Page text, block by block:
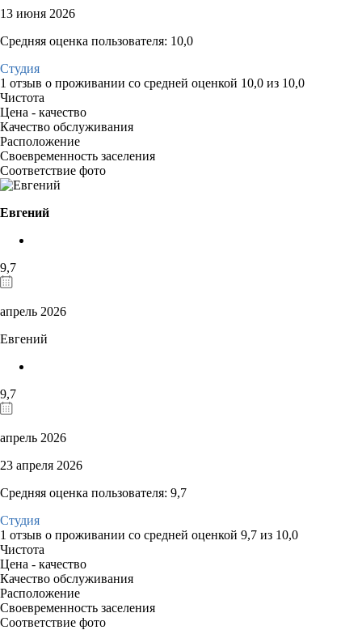
13 июня 2026
Средняя оценка пользователя: 10,0
Студия
1 отзыв о проживании со средней оценкой 10,0 из 10,0
Чистота
Цена - качество
Качество обслуживания
Расположение
Своевременность заселения
Соответствие фото
Евгений
9,7
апрель 2026
Евгений
9,7
апрель 2026
23 апреля 2026
Средняя оценка пользователя: 9,7
Студия
1 отзыв о проживании со средней оценкой 9,7 из 10,0
Чистота
Цена - качество
Качество обслуживания
Расположение
Своевременность заселения
Соответствие фото